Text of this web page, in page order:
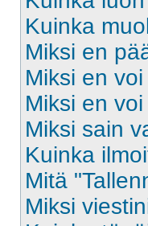
Kuinka
Miksi en
Miksi en
Miksi en
Miksi sain
Kuinka
Mitä
Miksi